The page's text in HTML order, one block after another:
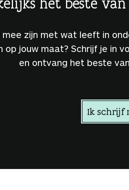
mee zijn met wat leeft in
op jouw maat? Schrijf je in
en ontvang het beste
Ik schrijf